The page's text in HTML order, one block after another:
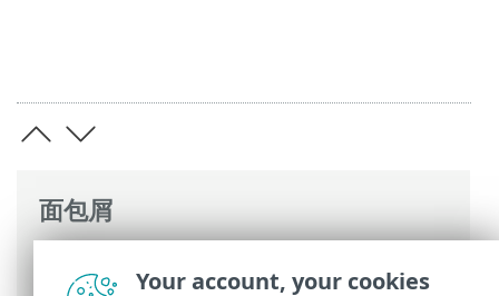
面包屑
开始使用
> 从 ESET PROTECT On-Prem 管
Your account, your cookies